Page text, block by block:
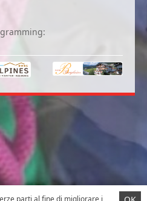
parti al fine di migliorare i